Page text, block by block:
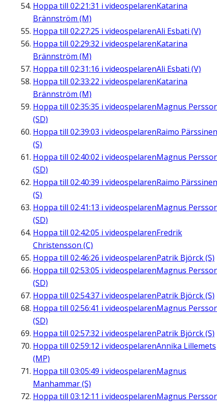
Hoppa till 02:21:31 i videospelarenKatarina
Brännström (M)
Hoppa till 02:27:25 i videospelarenAli Esbati (V)
Hoppa till 02:29:32 i videospelarenKatarina
Brännström (M)
Hoppa till 02:31:16 i videospelarenAli Esbati (V)
Hoppa till 02:33:22 i videospelarenKatarina
Brännström (M)
Hoppa till 02:35:35 i videospelarenMagnus
(SD)
Hoppa till 02:39:03 i videospelarenRaimo Pärssinen
(S)
Hoppa till 02:40:02 i videospelarenMagnus
(SD)
Hoppa till 02:40:39 i videospelarenRaimo Pärssinen
(S)
Hoppa till 02:41:13 i videospelarenMagnus
(SD)
Hoppa till 02:42:05 i videospelarenFredrik
Christensson (C)
Hoppa till 02:46:26 i videospelarenPatrik Björck (S)
Hoppa till 02:53:05 i videospelarenMagnus
(SD)
Hoppa till 02:54:37 i videospelarenPatrik Björck (S)
Hoppa till 02:56:41 i videospelarenMagnus
(SD)
Hoppa till 02:57:32 i videospelarenPatrik Björck (S)
Hoppa till 02:59:12 i videospelarenAnnika Lillemets
(MP)
Hoppa till 03:05:49 i videospelarenMagnus
Manhammar (S)
Hoppa till 03:12:11 i videospelarenMagnus